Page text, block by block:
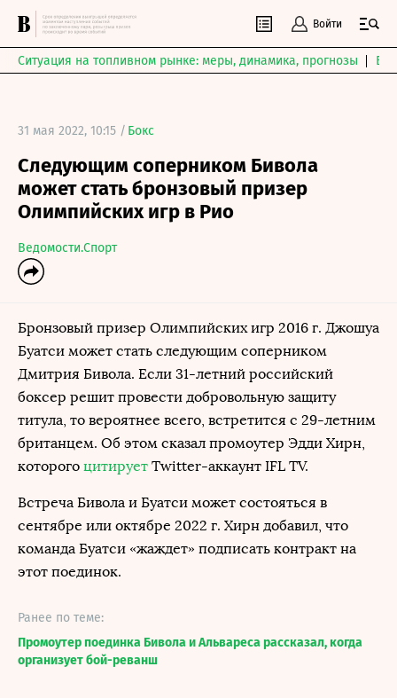
Войти
Ситуация на топливном рынке: меры, динамика, прогнозы
31 мая 2022, 10:15 / Бокс
Следующим соперником Бивола
может стать бронзовый призер
Олимпийских игр в Рио
Ведомости.Спорт
Бронзовый призер Олимпийских игр 2016 г. Джошуа
Буатси может стать следующим соперником
Дмитрия Бивола. Если 31-летний российский
боксер решит провести добровольную защиту
титула, то вероятнее всего, встретится с 29-летним
британцем. Об этом сказал промоутер Эдди Хирн,
которого цитирует Twitter-аккаунт IFL TV.
Встреча Бивола и Буатси может состояться в
сентябре или октябре 2022 г. Хирн добавил, что
команда Буатси «жаждет» подписать контракт на
этот поединок.
Ранее по теме:
Промоутер поединка Бивола и Альвареса рассказал, когда
организует бой-реванш